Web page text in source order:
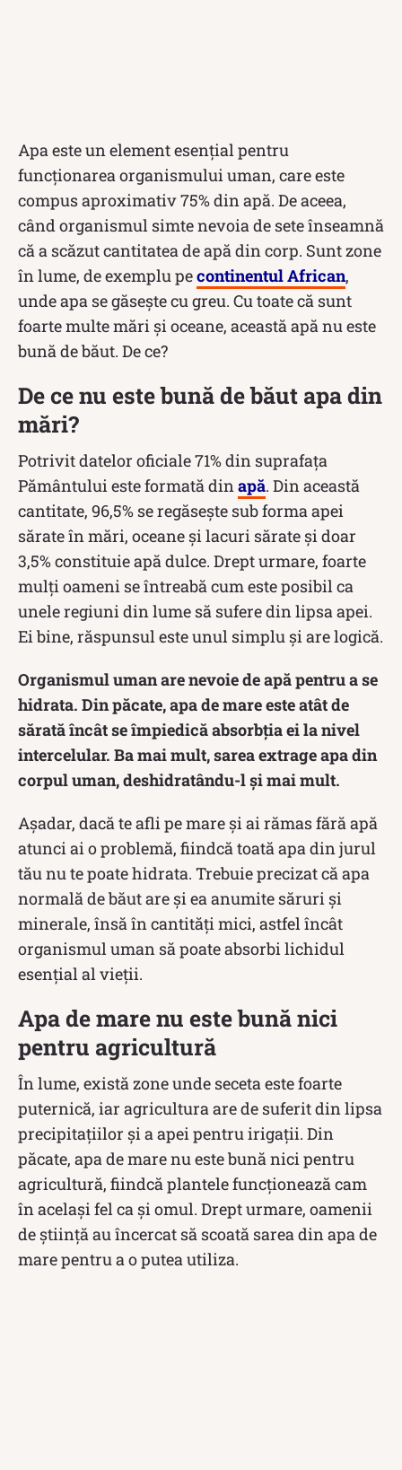
Apa este un element esențial pentru
funcționarea organismului uman, care este
compus aproximativ 75% din apă. De aceea,
când organismul simte nevoia de sete înseamnă
că a scăzut cantitatea de apă din corp. Sunt zone
în lume, de exemplu pecontinentul African,
unde apa se găsește cu greu. Cu toate că sunt
foarte multe mări și oceane, această apă nu este
bună de băut. De ce?
De ce nu este bună de băut apa din
mări?
Potrivit datelor oficiale 71% din suprafața
Pământului este formată din apă. Din această
cantitate, 96,5% se regăsește sub forma apei
sărate în mări, oceane și lacuri sărate și doar
3,5% constituie apă dulce. Drept urmare, foarte
mulți oameni se întreabă cum este posibil ca
unele regiuni din lume să sufere din lipsa apei.
Ei bine, răspunsul este unul simplu și are logică.
Organismul uman are nevoie de apă pentru a se
hidrata. Din păcate, apa de mare este atât de
sărată încât se împiedică absorbția ei la nivel
intercelular. Ba mai mult, sarea extrage apa din
corpul uman, deshidratându-l și mai mult.
Așadar, dacă te afli pe mare și ai rămas fără apă
atunci ai o problemă, fiindcă toată apa din jurul
tău nu te poate hidrata. Trebuie precizat că apa
normală de băut are și ea anumite săruri și
minerale, însă în cantități mici, astfel încât
organismul uman să poate absorbi lichidul
esențial al vieții.
Apa de mare nu este bună nici
pentru agricultură
În lume, există zone unde seceta este foarte
puternică, iar agricultura are de suferit din lipsa
precipitațiilor și a apei pentru irigații. Din
păcate, apa de mare nu este bună nici pentru
agricultură, fiindcă plantele funcționează cam
în același fel ca și omul. Drept urmare, oamenii
de știință au încercat să scoată sarea din apa de
mare pentru a o putea utiliza.